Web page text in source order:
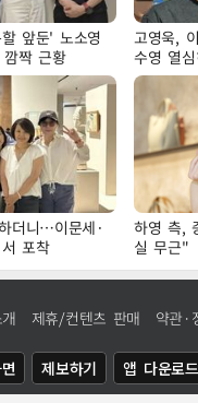
앞둔' 노소영
짝 근황
고영욱,
수영 열
더니…이문세·
포착
하영 측,
실 무근"
제휴/컨텐츠 판매 약관·
제보하기 앱 다운로드